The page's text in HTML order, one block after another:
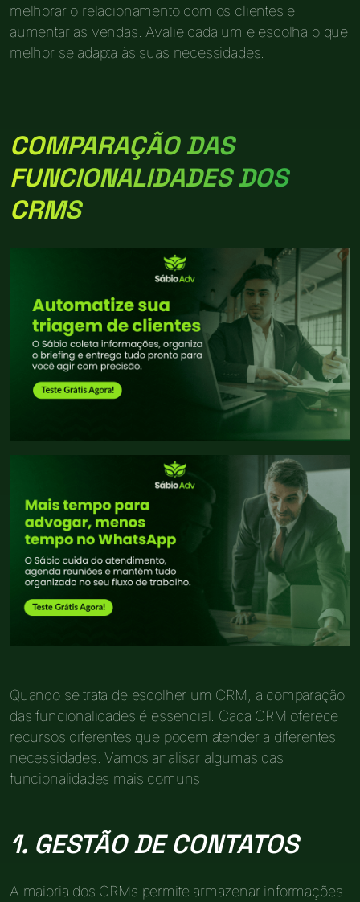
melhorar o relacionamento com os clientes e
aumentar as vendas. Avalie cada um e escolha o que
melhor se adapta às suas necessidades.
COMPARAÇÃO DAS
FUNCIONALIDADES DOS
CRMS
Quando se trata de escolher um CRM, a comparação
das funcionalidades é essencial. Cada CRM oferece
recursos diferentes que podem atender a diferentes
necessidades. Vamos analisar algumas das
funcionalidades mais comuns.
1. GESTÃO DE CONTATOS
A maioria dos CRMs permite armazenar informações